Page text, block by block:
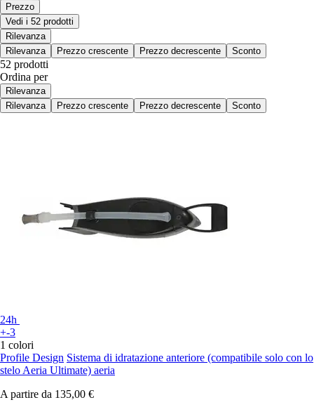
Prezzo
Vedi i 52 prodotti
Rilevanza
Rilevanza
Prezzo crescente Prezzo decrescente Sconto
52 prodotti
Ordina per
Rilevanza
Rilevanza
Prezzo crescente Prezzo decrescente Sconto
24h
+-3
1 colori
Profile Design Sistema di idratazione anteriore (compatibile solo con lo
stelo Aeria Ultimate) aeria
A partire da 135,00 €